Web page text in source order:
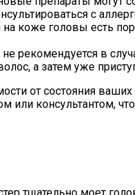
с
коже головы есть
рекомендуется в
а затем уже
от состояния
или консультантом,